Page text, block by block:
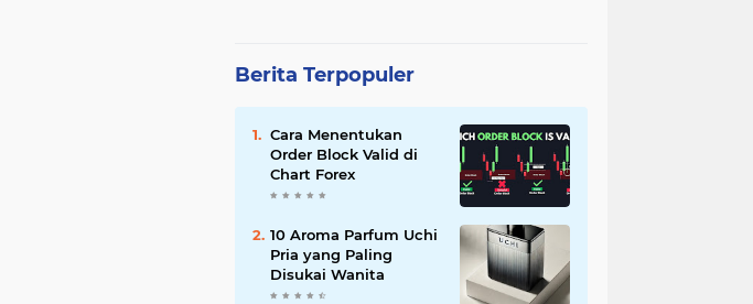
Berita Terpopuler
Cara Menentukan
Order Block Valid di
Chart Forex
10 Aroma Parfum Uchi
Pria yang Paling
Disukai Wanita